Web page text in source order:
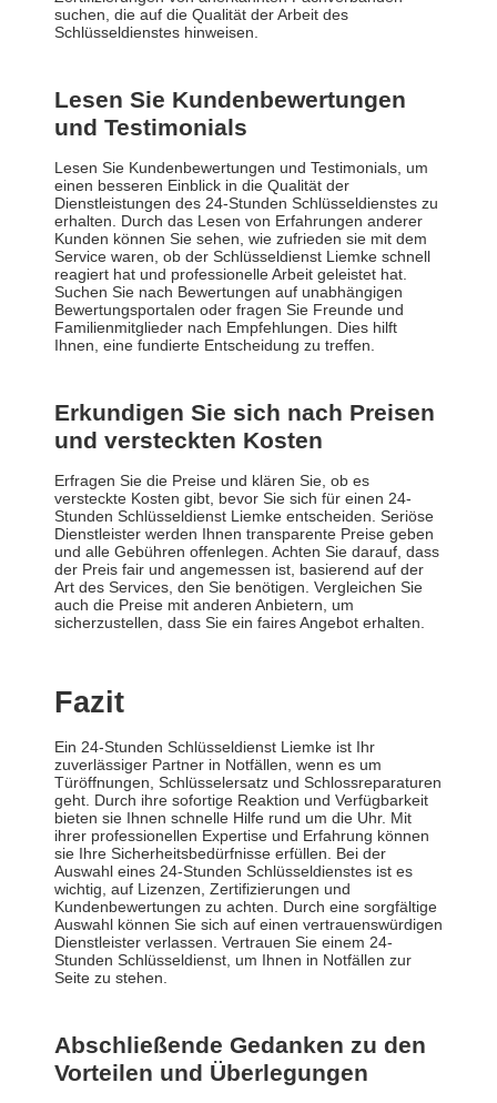
suchen, die auf die Qualität der Arbeit des
Schlüsseldienstes hinweisen.
Lesen Sie Kundenbewertungen
und Testimonials
Lesen Sie Kundenbewertungen und Testimonials, um
einen besseren Einblick in die Qualität der
Dienstleistungen des 24-Stunden Schlüsseldienstes zu
erhalten. Durch das Lesen von Erfahrungen anderer
Kunden können Sie sehen, wie zufrieden sie mit dem
Service waren, ob der Schlüsseldienst Liemke schnell
reagiert hat und professionelle Arbeit geleistet hat.
Suchen Sie nach Bewertungen auf unabhängigen
Bewertungsportalen oder fragen Sie Freunde und
Familienmitglieder nach Empfehlungen. Dies hilft
Ihnen, eine fundierte Entscheidung zu treffen.
Erkundigen Sie sich nach Preisen
und versteckten Kosten
Erfragen Sie die Preise und klären Sie, ob es
versteckte Kosten gibt, bevor Sie sich für einen 24-
Stunden Schlüsseldienst Liemke entscheiden. Seriöse
Dienstleister werden Ihnen transparente Preise geben
und alle Gebühren offenlegen. Achten Sie darauf, dass
der Preis fair und angemessen ist, basierend auf der
Art des Services, den Sie benötigen. Vergleichen Sie
auch die Preise mit anderen Anbietern, um
sicherzustellen, dass Sie ein faires Angebot erhalten.
Fazit
Ein 24-Stunden Schlüsseldienst Liemke ist Ihr
zuverlässiger Partner in Notfällen, wenn es um
Türöffnungen, Schlüsselersatz und Schlossreparaturen
geht. Durch ihre sofortige Reaktion und Verfügbarkeit
bieten sie Ihnen schnelle Hilfe rund um die Uhr. Mit
ihrer professionellen Expertise und Erfahrung können
sie Ihre Sicherheitsbedürfnisse erfüllen. Bei der
Auswahl eines 24-Stunden Schlüsseldienstes ist es
wichtig, auf Lizenzen, Zertifizierungen und
Kundenbewertungen zu achten. Durch eine sorgfältige
Auswahl können Sie sich auf einen vertrauenswürdigen
Dienstleister verlassen. Vertrauen Sie einem 24-
Stunden Schlüsseldienst, um Ihnen in Notfällen zur
Seite zu stehen.
Abschließende Gedanken zu den
Vorteilen und Überlegungen